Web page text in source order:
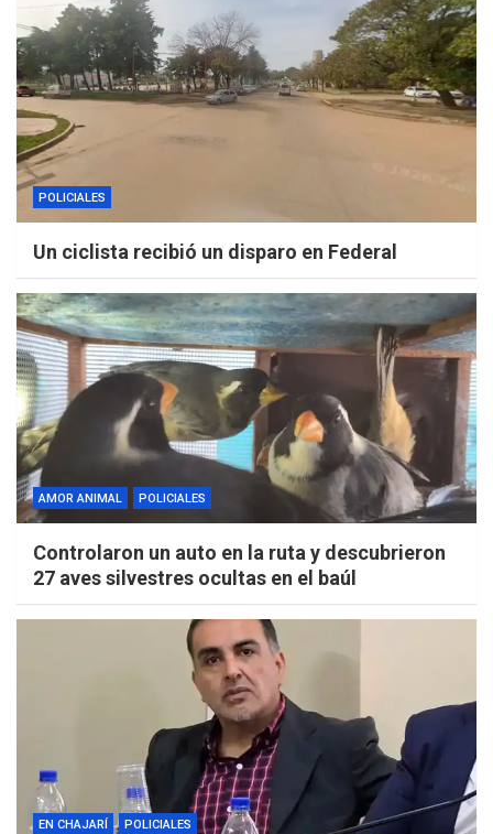
POLICIALES
Un ciclista recibió un disparo en Federal
AMOR ANIMAL POLICIALES
Controlaron un auto en la ruta y descubrieron
27 aves silvestres ocultas en el baúl
EN CHAJARÍ POLICIALES